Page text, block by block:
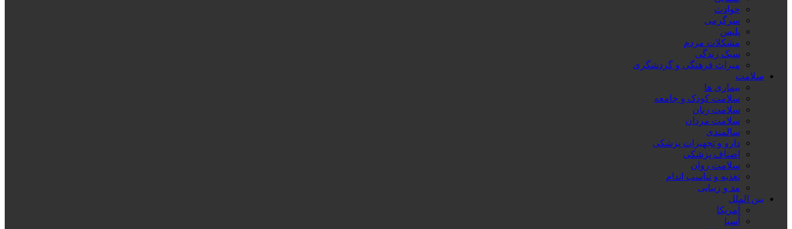
حوادث
سرگرمی
پلیس
مشکلات مردم
سبک زندگی
میراث فرهنگی و گردشگری
سلامت
بیماری ها
سلامت کودک و جامعه
سلامت زنان
سلامت مردان
سالمندی
دارو و تجهیزات پزشکی
اصناف پزشکی
سلامت روان
تغذیه و تناسب اندام
مد و زیبایی
بین الملل
آمریکا
آسیا